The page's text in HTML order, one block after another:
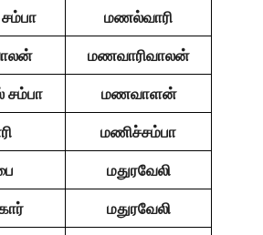
மணல்வாரி
மணவாரிவாலன்
சம்பா
மணவாளன்
மணிச்சம்பா
மதுரவேலி
மதுரவேலி